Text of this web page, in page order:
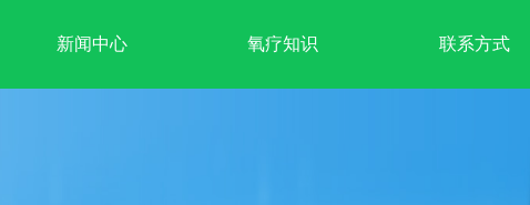
新闻中心 氧疗知识 联系方式